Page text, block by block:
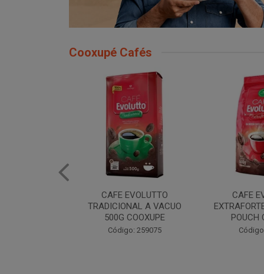
Cooxupé Cafés
CAFE EVOLUTTO
EXTRAFORTE MOIDO 500G
POUCH COOXUPE
Código: 259076
CAFE
POUCH